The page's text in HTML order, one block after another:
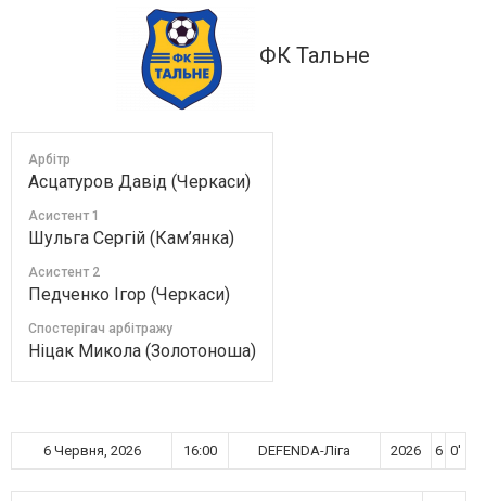
ФК Тальне
Арбітр
Асцатуров Давід (Черкаси)
Асистент 1
Шульга Сергій (Кам’янка)
Асистент 2
Педченко Ігор (Черкаси)
Спостерігач арбітражу
Ніцак Микола (Золотоноша)
6 Червня, 2026 16:00 DEFENDA-Ліга 2026 6 0'